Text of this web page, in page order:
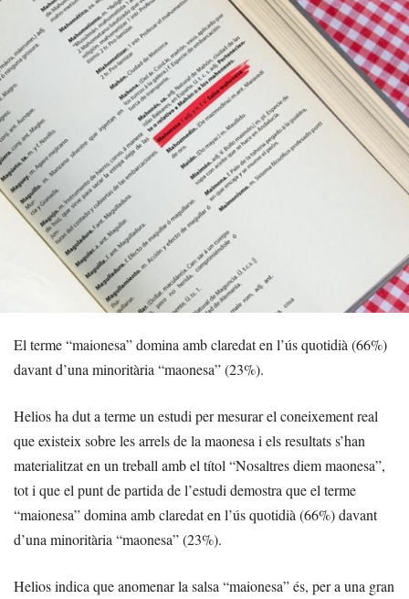
El terme “maionesa” domina amb claredat en l’ús quotidià (66%)
davant d’una minoritària “maonesa” (23%).
Helios ha dut a terme un estudi per mesurar el coneixement real
que existeix sobre les arrels de la maonesa i els resultats s’han
materialitzat en un treball amb el títol “Nosaltres diem maonesa”,
tot i que el punt de partida de l’estudi demostra que el terme
“maionesa” domina amb claredat en l’ús quotidià (66%) davant
d’una minoritària “maonesa” (23%).
Helios indica que anomenar la salsa “maionesa” és, per a una gran